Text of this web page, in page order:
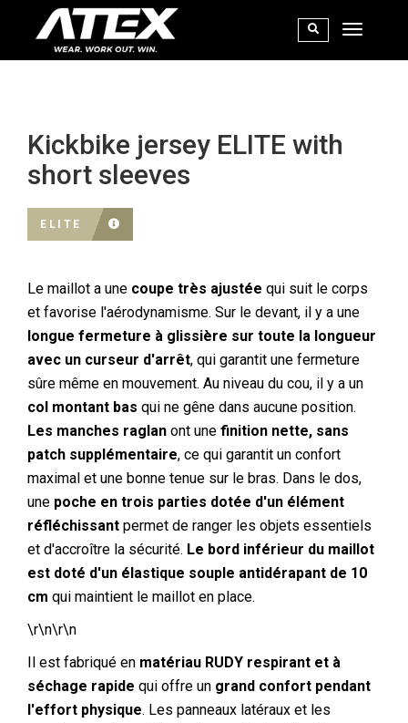
Kickbike jersey ELITE with
short sleeves
ELITE
Le maillot a une coupe très ajustée qui suit le corps
et favorise l'aérodynamisme. Sur le devant, il y a une
longue fermeture à glissière sur toute la longueur
avec un curseur d'arrêt, qui garantit une fermeture
sûre même en mouvement. Au niveau du cou, il y a un
col montant bas qui ne gêne dans aucune position.
Les manches raglan ont une finition nette, sans
patch supplémentaire, ce qui garantit un confort
maximal et une bonne tenue sur le bras. Dans le dos,
une poche en trois parties dotée d'un élément
réfléchissant permet de ranger les objets essentiels
et d'accroître la sécurité. Le bord inférieur du maillot
est doté d'un élastique souple antidérapant de 10
cm qui maintient le maillot en place.
\r\n\r\n
Il est fabriqué en matériau RUDY respirant et à
séchage rapide qui offre un grand confort pendant
l'effort physique. Les panneaux latéraux et les